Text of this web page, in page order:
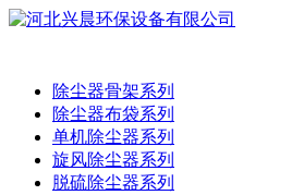
除尘器骨架系列
除尘器布袋系列
单机除尘器系列
旋风除尘器系列
脱硫除尘器系列